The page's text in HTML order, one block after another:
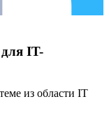
IT-
из области IT